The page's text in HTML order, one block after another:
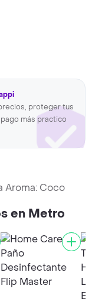
proteger tus
más practico
Aroma: Coco
en Metro